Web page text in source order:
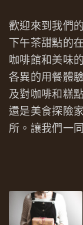
歡迎來到我們
下午茶甜點的
咖啡館和美味
各異的用餐體
及對咖啡和糕
還是美食探險
所。讓我們一